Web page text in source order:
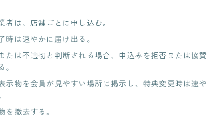
者は、店舗ごとに申し込む。
時は速やかに届け出る。
たは不適切と判断される場合、申込みを拒否または協賛
示物を会員が見やすい場所に掲示し、特典変更時は速や
を撤去する。